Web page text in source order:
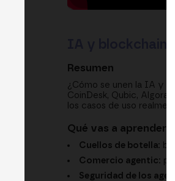
Resumen
¿Cómo se unen la IA y
CoinDesk, Qubic,
los casos de uso
Qué vas a aprender
Cuellos de botella:
Comercio agentic:
Seguridad de los